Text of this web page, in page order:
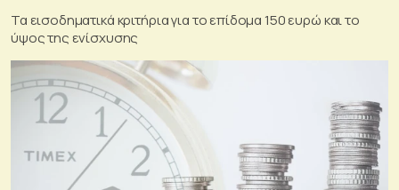
Τα εισοδηματικά κριτήρια για το επίδομα 150 ευρώ και το
ύψος της ενίσχυσης